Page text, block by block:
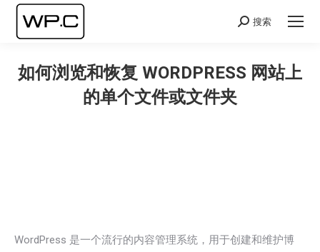
Search:
搜索
如何浏览和恢复 WORDPRESS 网站上
的单个文件或文件夹
WordPress 是一个流行的内容管理系统，用于创建和维护博